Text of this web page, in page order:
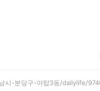
-분당구-야탑3동/dailylife/